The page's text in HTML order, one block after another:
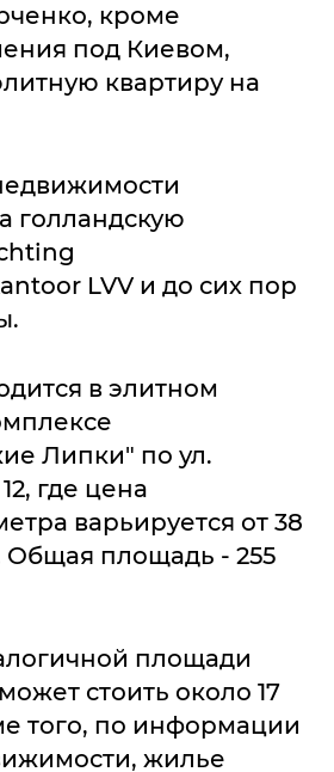
кроме
под Киевом,
квартиру на
голландскую
LVV и до сих пор
в элитном
Липки" по ул.
где цена
варьируется от 38
Общая площадь - 255
площади
стоить около 17
того, по информации
жилье